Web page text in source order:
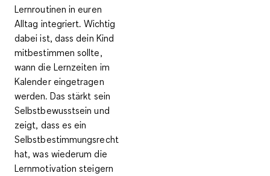
Lernroutinen in euren
Alltag integriert. Wichtig
dabei ist, dass dein Kind
mitbestimmen sollte,
wann die Lernzeiten im
Kalender eingetragen
werden. Das stärkt sein
Selbstbewusstsein und
zeigt, dass es ein
Selbstbestimmungsrecht
hat, was wiederum die
Lernmotivation steigern